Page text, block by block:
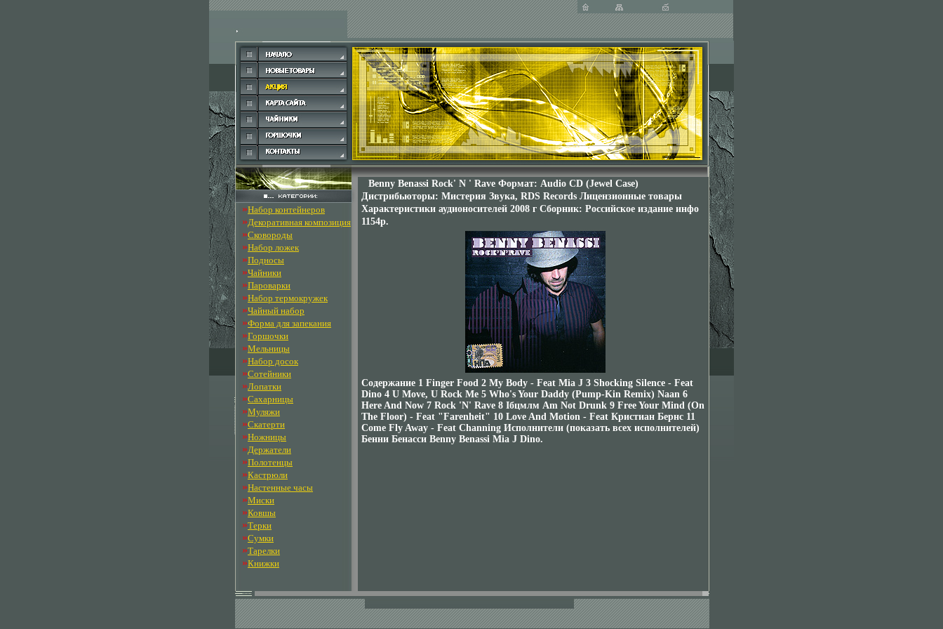
»Набор контейнеров
»Декоративная композиция
»Сковороды
»Набор ложек
»Подносы
»Чайники
»Пароварки
»Набор термокружек
»Чайный набор
»Форма для запекания
»Горшочки
»Мельницы
»Набор досок
»Сотейники
»Лопатки
»Сахарницы
»Муляжи
»Скатерти
»Ножницы
»Держатели
»Полотенцы
»Кастрюли
»Настенные часы
»Миски
»Ковшы
»Терки
»Сумки
»Тарелки
»Книжки
Benny Benassi Rock' N ' Rave Формат: Audio CD (Jewel Case)
Дистрибьюторы: Мистерия Звука, RDS Records Лицензионные товары
Характеристики аудионосителей 2008 г Сборник: Российское издание инфо
1154p.
Содержание 1 Finger Food 2 My Body - Feat Mia J 3 Shocking Silence - Feat
Dino 4 U Move, U Rock Me 5 Who's Your Daddy (Pump-Kin Remix) Naan 6
Here And Now 7 Rock 'N' Rave 8 Iбцмлм Am Not Drunk 9 Free Your Mind (On
The Floor) - Feat "Farenheit" 10 Love And Motion - Feat Кристиан Бернс 11
Come Fly Away - Feat Channing Исполнители (показать всех исполнителей)
Бенни Бенасси Benny Benassi Mia J Dino.